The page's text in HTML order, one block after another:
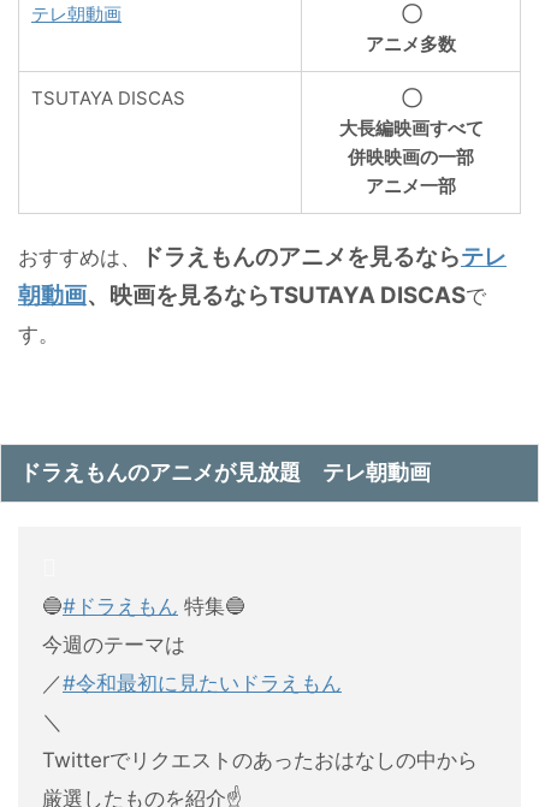
テレ朝動画 〇
アニメ多数
TSUTAYA DISCAS 〇
大長編映画すべて
併映映画の一部
アニメ一部
おすすめは、 ドラえもんのアニメを見るならテレ
朝動画、映画を見るならTSUTAYA DISCASで
す。
ドラえもんのアニメが見放題 テレ朝動画
🔵#ドラえもん 特集🔵
今週のテーマは
／#令和最初に見たいドラえもん
＼
Twitterでリクエストのあったおはなしの中から
厳選したものを紹介☝